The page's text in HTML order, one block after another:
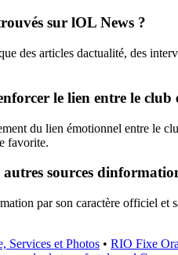
sur lOL News ?
des articles dactualité, des
le lien entre le club
du lien émotionnel entre le
favorite.
sources
par son caractère officiel
Services et Photos • RIO Fixe